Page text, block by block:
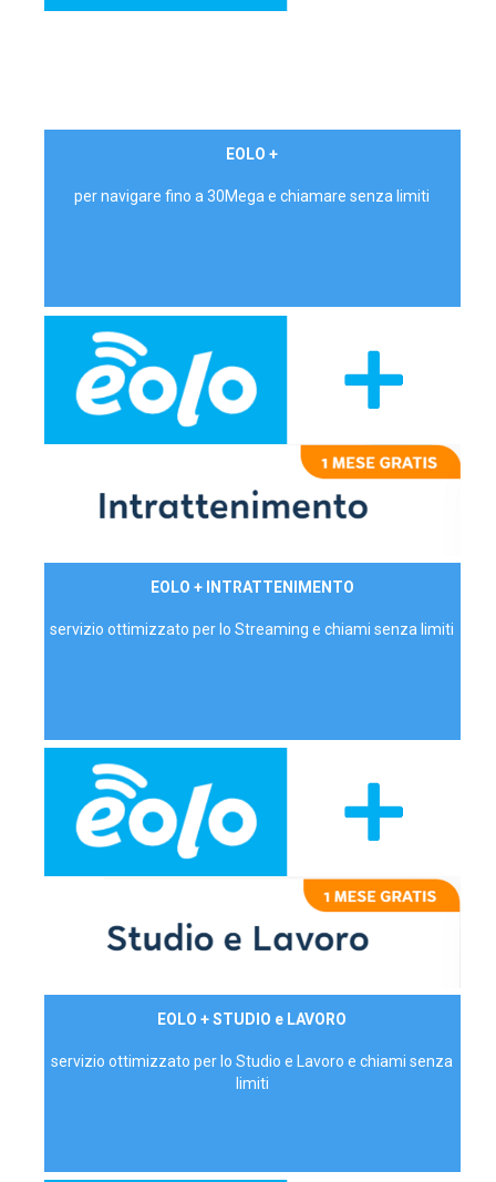
EOLO +
per navigare fino a 30Mega e chiamare senza limiti
EOLO + INTRATTENIMENTO
servizio ottimizzato per lo Streaming e chiami senza limiti
EOLO + STUDIO e LAVORO
servizio ottimizzato per lo Studio e Lavoro e chiami senza
limiti